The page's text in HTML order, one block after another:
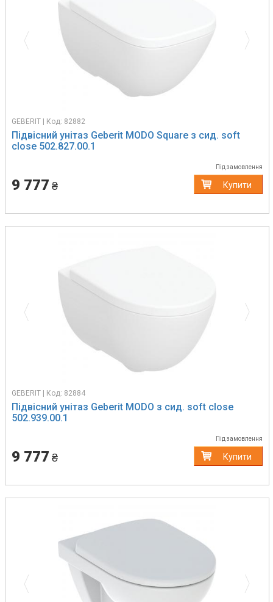
Previous
GEBERIT | Код: 82882
Підвісний унітаз Geberit MODO Square з сид. soft
close 502.827.00.1
Під замовлення
9 777 ₴ Купити
Previous
GEBERIT | Код: 82884
Підвісний унітаз Geberit MODO з сид. soft close
502.939.00.1
Під замовлення
9 777 ₴ Купити
Previous